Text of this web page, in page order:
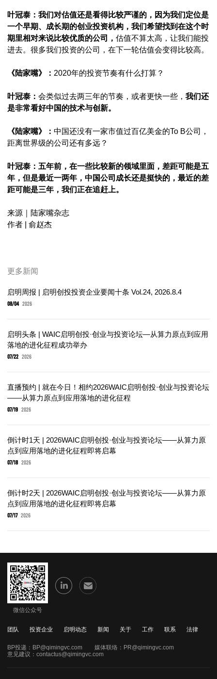
叶冠泰： 我们对估值还是看得比较严谨的，因为我们定位是
一个早期、成长期的创业投资机构，我们希望找到在这个时
期里相对来说比较优质的公司， 估值不算太高，让我们能投
进去。很多我们投资的公司，在下一轮估值会变得比较高。
《陆家嘴》： 2020年的投资节奏有什么打算？
叶冠泰： 会类似过去两三年的节奏，或者更快一些， 我们还
是非常看好中国的技术与创新。
《陆家嘴》： 中国还没有一家市值过百亿美金的To B公司，
距离世界级的公司还有多远？
叶冠泰： 五年前，在一些比较新的领域里面，差距可能是五
年，但是最近一两年，中国公司成长还是挺快的，最近的差
距可能是三年，我们正在追赶上。
来源｜陆家嘴杂志
作者 | 俞赵杰
更多新闻
启明周报 | 启明创投投资企业要闻十条 Vol.24, 2026.8.4
08/04 2026
启明头条 | WAIC启明创投·创业与投资论坛—从算力原点到应用
落地的进化征程成功举办
07/22 2026
直播预约 | 就在今日！相约2026WAIC启明创投·创业与投资论坛
——从算力原点到应用落地的进化征程
07/19 2026
倒计时1天 | 2026WAIC启明创投·创业与投资论坛——从算力原
点到应用落地的进化征程即将启幕
07/18 2026
倒计时2天 | 2026WAIC启明创投·创业与投资论坛——从算力原
点到应用落地的进化征程即将启幕
07/17 2026
微信公众号
团队 投资企业 启明动态 新闻 关于 工作 联系 法律
BP投递： BP@qimingvc.com 媒体联络： PR@qimingvc.com
意见建议： contactus@qimingvc.com